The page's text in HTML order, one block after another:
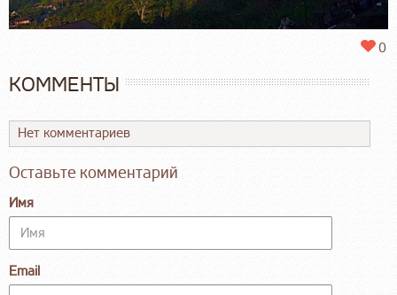
0
КОММЕНТЫ
Нет комментариев
Оставьте комментарий
Имя
Email